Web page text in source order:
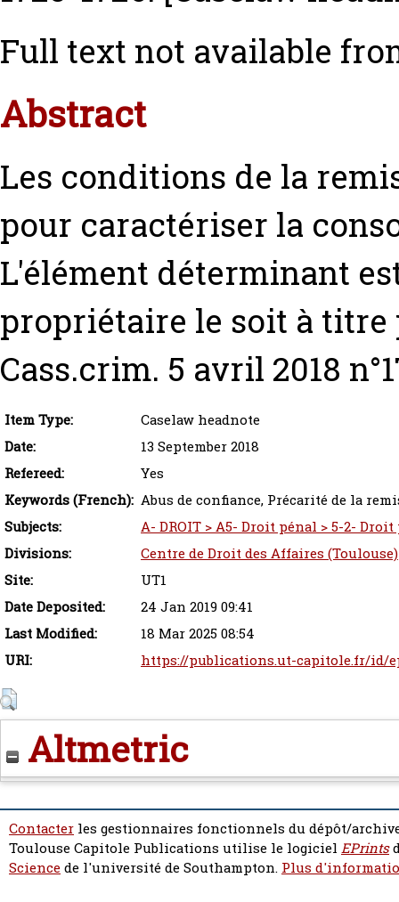
Full text not available
Abstract
Les conditions de la
pour caractériser la
L'élément déterminant
propriétaire le soit à titre
Cass.crim. 5 avril 2018
Item Type:
Caselaw headnote
Date:
13 September 2018
Refereed:
Yes
Keywords (French): Abus de confiance, Précarité de la
Subjects:
A- DROIT > A5- Droit pénal > 5-2-
Divisions:
Centre de Droit des Affaires (Toulouse)
Site:
UT1
Date Deposited:
24 Jan 2019 09:41
Last Modified:
18 Mar 2025 08:54
URI:
https://publications.ut-capitole.fr/id/
Altmetric
Contacter les gestionnaires fonctionnels du dépôt/
Toulouse Capitole Publications utilise le logiciel EPrints
Sciencede l'université de Southampton. Plus